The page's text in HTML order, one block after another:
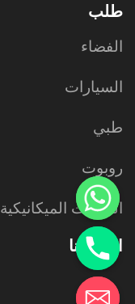
طلب
الفضاء
السيارات
طبي
روبوت
المعدات الميكانيكية
اتصل بنا